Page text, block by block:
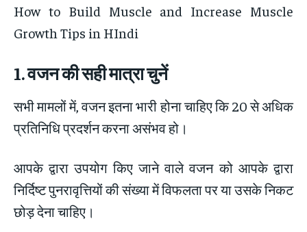
How to Build Muscle and Increase Muscle
Growth Tips in HIndi
1.वजन की सही मात्रा चुनें
सभी मामलों में, वजन इतना भारी होना चाहिए कि 20 से अधिक
प्रतिनिधि प्रदर्शन करना असंभव हो।
आपके द्वारा उपयोग किए जाने वाले वजन को आपके द्वारा
निर्दिष्ट पुनरावृत्तियों की संख्या में विफलता पर या उसके निकट
छोड़ देना चाहिए।